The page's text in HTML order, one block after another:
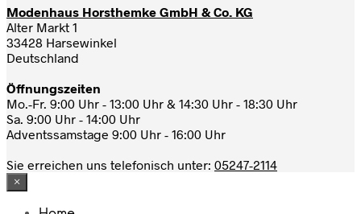
Modenhaus Horsthemke GmbH & Co. KG
Alter Markt 1
33428 Harsewinkel
Deutschland
Öffnungszeiten
Mo.-Fr. 9:00 Uhr - 13:00 Uhr & 14:30 Uhr - 18:30 Uhr
Sa. 9:00 Uhr - 14:00 Uhr
Adventssamstage 9:00 Uhr - 16:00 Uhr
Sie erreichen uns telefonisch unter: 05247-2114
×